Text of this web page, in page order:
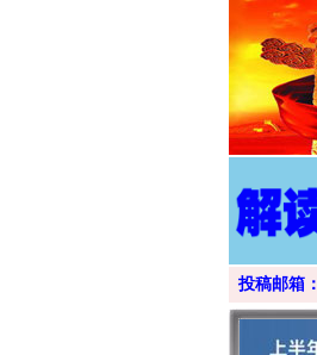
投稿邮箱：